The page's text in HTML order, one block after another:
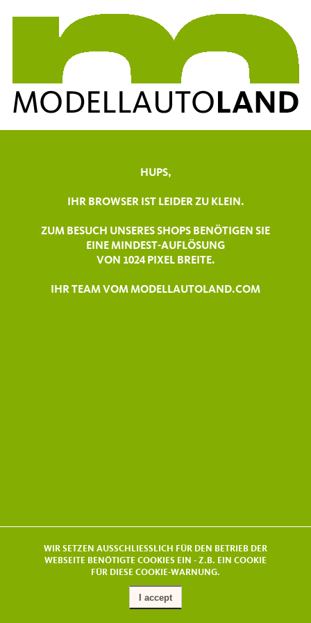
HUPS,
IHR BROWSER IST LEIDER ZU KLEIN.
ZUM BESUCH UNSERES SHOPS BENÖTIGEN SIE
EINE MINDEST-AUFLÖSUNG
VON 1024 PIXEL BREITE.
IHR TEAM VOM MODELLAUTOLAND.COM
WIR SETZEN AUSSCHLIESSLICH FÜR DEN BETRIEB DER
WEBSEITE BENÖTIGTE COOKIES EIN - Z.B. EIN COOKIE
FÜR DIESE COOKIE-WARNUNG.
I accept